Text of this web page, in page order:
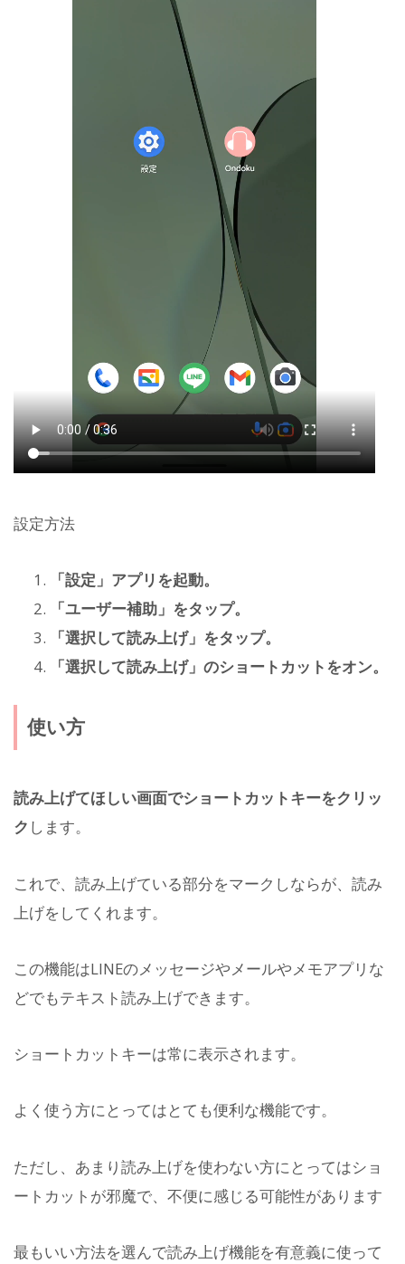
設定方法
「設定」アプリを起動。
「ユーザー補助」をタップ。
「選択して読み上げ」をタップ。
「選択して読み上げ」のショートカットをオン。
使い方
読み上げてほしい画面でショートカットキーをクリッ
ク します。
これで、読み上げている部分をマークしならが、読み
上げをしてくれます。
この機能はLINEのメッセージやメールやメモアプリな
どでもテキスト読み上げできます。
ショートカットキーは常に表示されます。
よく使う方にとってはとても便利な機能です。
ただし、あまり読み上げを使わない方にとってはショ
ートカットが邪魔で、不便に感じる可能性があります
最もいい方法を選んで読み上げ機能を有意義に使って